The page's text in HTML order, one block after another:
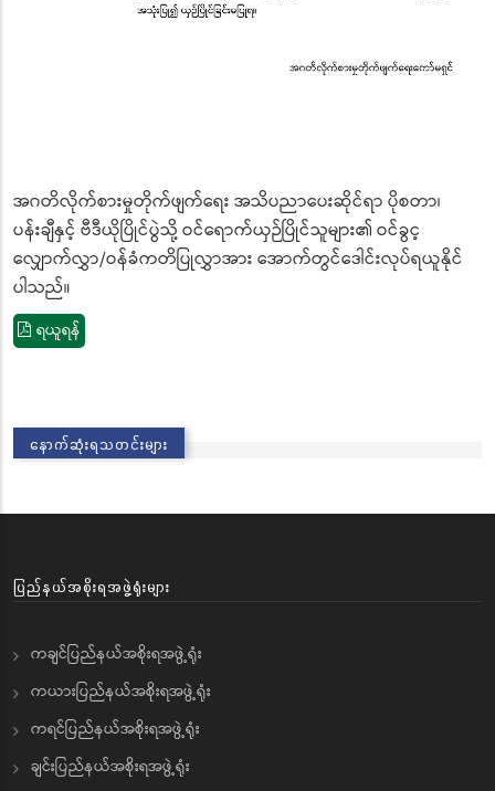
အဂတိလိုက်စားမှုတိုက်ဖျက်ရေး အသိပညာပေးဆိုင်ရာ ပိုစတာ၊
ပန်းချီနှင့် ဗီဒီယိုပြိုင်ပွဲသို့ ဝင်ရောက်ယှဉ်ပြိုင်သူများ၏ ဝင်ခွင့
လျှောက်လွှာ/ဝန်ခံကတိပြုလွှာအား အောက်တွင်ဒေါင်းလုပ်ရယူနိုင်
ပါသည်။
ရယူရန်
နောက်ဆုံးရသတင်းများ
ပြည်နယ်အစိုးရအဖွဲ့ရုံးများ
ကချင်ပြည်နယ်အစိုးရအဖွဲ့ရုံး
ကယားပြည်နယ်အစိုးရအဖွဲ့ရုံး
ကရင်ပြည်နယ်အစိုးရအဖွဲ့ရုံး
ချင်းပြည်နယ်အစိုးရအဖွဲ့ရုံး